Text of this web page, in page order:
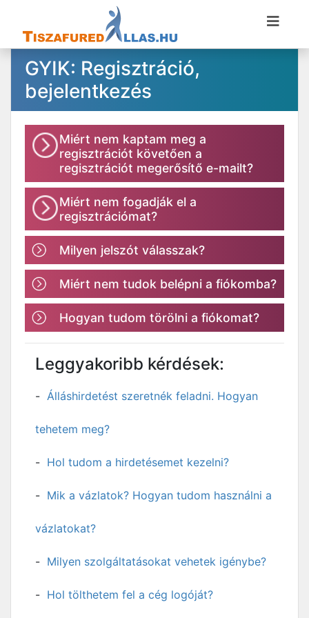
GYIK: Regisztráció,
bejelentkezés
Miért nem kaptam meg a
regisztrációt követően a
regisztrációt megerősítő e-mailt?
Miért nem fogadják el a
regisztrációmat?
Milyen jelszót válasszak?
Miért nem tudok belépni a fiókomba?
Hogyan tudom törölni a fiókomat?
Leggyakoribb kérdések:
Álláshirdetést szeretnék feladni. Hogyan
tehetem meg?
Hol tudom a hirdetésemet kezelni?
Mik a vázlatok? Hogyan tudom használni a
vázlatokat?
Milyen szolgáltatásokat vehetek igénybe?
Hol tölthetem fel a cég logóját?